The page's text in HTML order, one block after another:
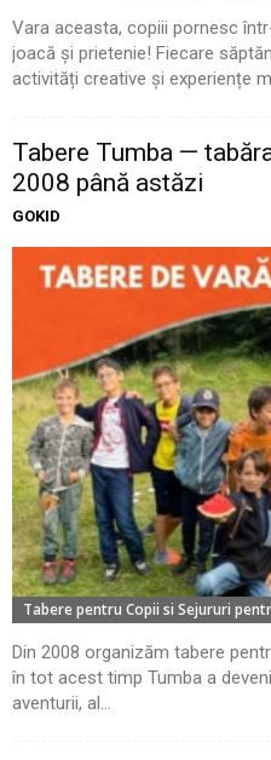
Vara aceasta, copiii pornesc
joacă și prietenie! Fiecare
activități creative și experiențe
Tabere Tumba —
2008 până astăzi
GOKID
Tabere pentru Copii si Sejururi
Din 2008 organizăm tabere
în tot acest timp Tumba a
aventurii, al...